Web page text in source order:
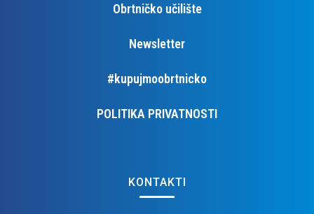
Obrtničko učilište
Newsletter
#kupujmoobrtnicko
POLITIKA PRIVATNOSTI
KONTAKTI